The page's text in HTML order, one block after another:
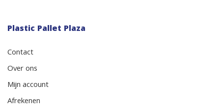
Plastic Pallet Plaza
Contact
Over ons
Mijn account
Afrekenen